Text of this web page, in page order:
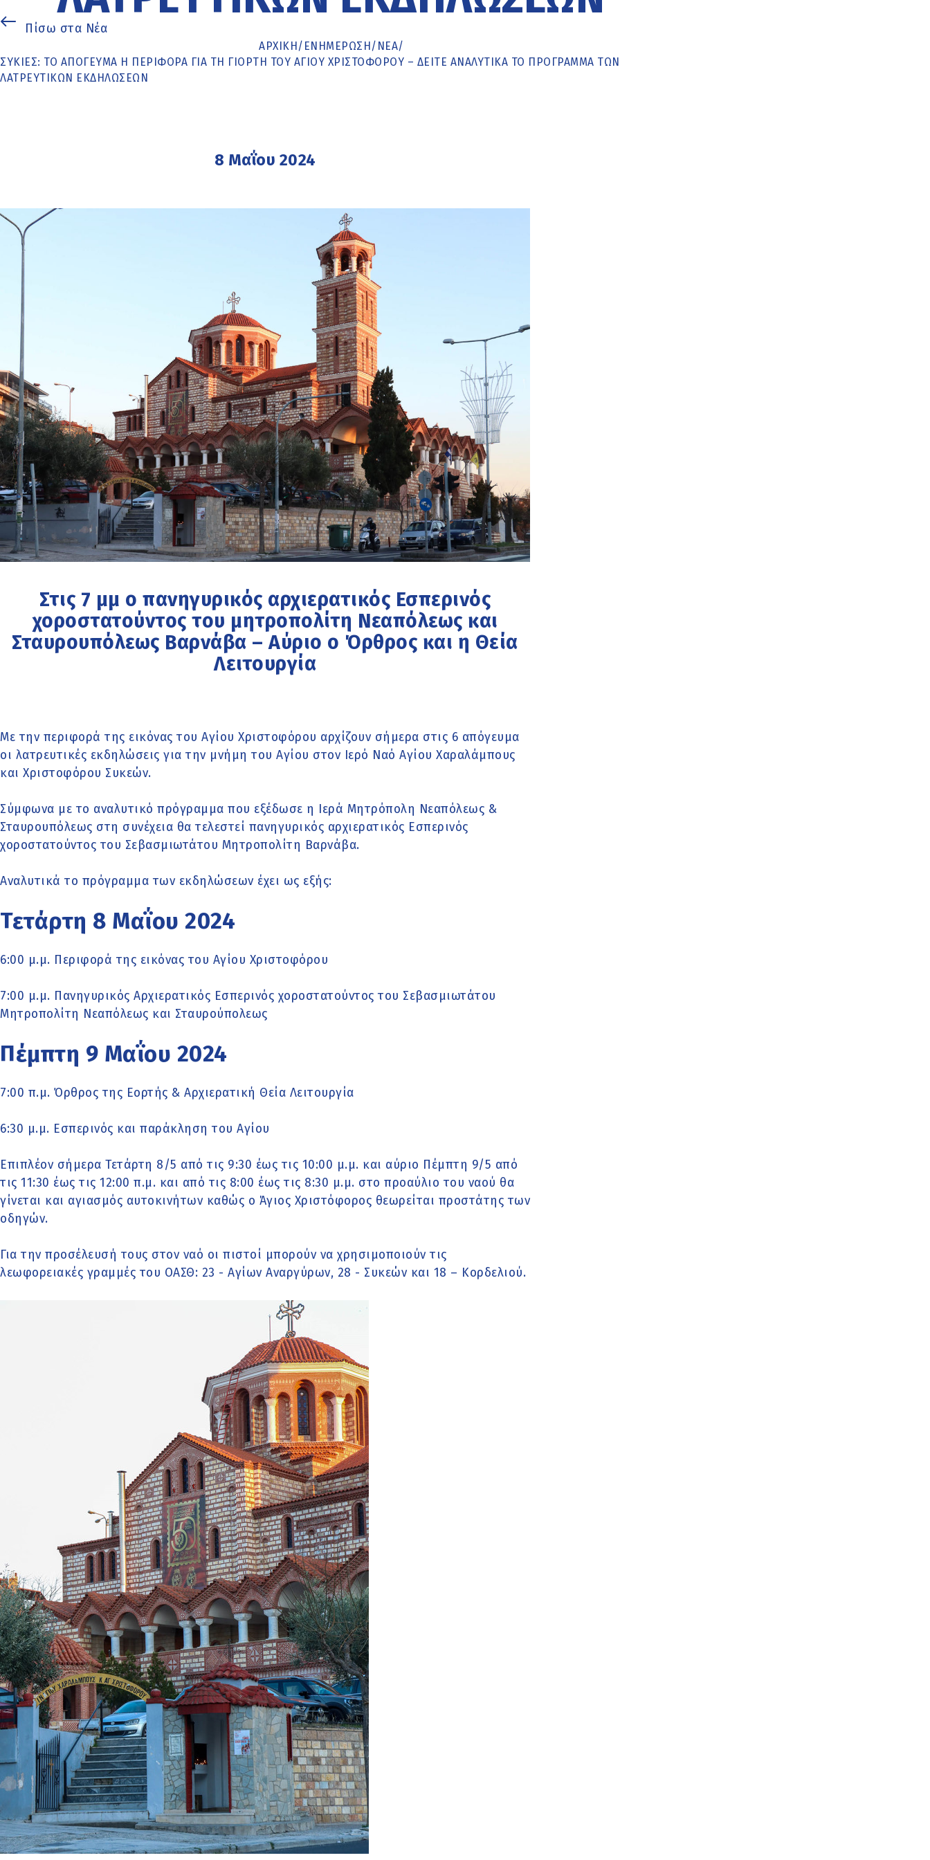
Πίσω στα Νέα
ΑΡΧΙΚΉ/ ΕΝΗΜΈΡΩΣΗ/ ΝΕΑ/
ΣΥΚΙΈΣ: ΤΟ ΑΠΌΓΕΥΜΑ Η ΠΕΡΙΦΟΡΆ ΓΙΑ ΤΗ ΓΙΟΡΤΉ ΤΟΥ ΑΓΊΟΥ ΧΡΙΣΤΟΦΌΡΟΥ – ΔΕΊΤΕ ΑΝΑΛΥΤΙΚΆ ΤΟ ΠΡΌΓΡΑΜΜΑ ΤΩΝ
ΛΑΤΡΕΥΤΙΚΏΝ ΕΚΔΗΛΏΣΕΩΝ
8 Μαΐου 2024
Στις 7 μμ ο πανηγυρικός αρχιερατικός Εσπερινός
χοροστατούντος του μητροπολίτη Νεαπόλεως και
Σταυρουπόλεως Βαρνάβα – Αύριο ο Όρθρος και η Θεία
Λειτουργία
Με την περιφορά της εικόνας του Αγίου Χριστοφόρου αρχίζουν σήμερα στις 6 απόγευμα
οι λατρευτικές εκδηλώσεις για την μνήμη του Αγίου στον Ιερό Ναό Αγίου Χαραλάμπους
και Χριστοφόρου Συκεών.
Σύμφωνα με το αναλυτικό πρόγραμμα που εξέδωσε η Ιερά Μητρόπολη Νεαπόλεως &
Σταυρουπόλεως στη συνέχεια θα τελεστεί πανηγυρικός αρχιερατικός Εσπερινός
χοροστατούντος του Σεβασμιωτάτου Μητροπολίτη Βαρνάβα.
Αναλυτικά το πρόγραμμα των εκδηλώσεων έχει ως εξής:
Τετάρτη 8 Μαΐου 2024
6:00 μ.μ. Περιφορά της εικόνας του Αγίου Χριστοφόρου
7:00 μ.μ. Πανηγυρικός Αρχιερατικός Εσπερινός χοροστατούντος του Σεβασμιωτάτου
Μητροπολίτη Νεαπόλεως και Σταυρούπολεως
Πέμπτη 9 Μαΐου 2024
7:00 π.μ. Όρθρος της Εορτής & Αρχιερατική Θεία Λειτουργία
6:30 μ.μ. Εσπερινός και παράκληση του Αγίου
Επιπλέον σήμερα Τετάρτη 8/5 από τις 9:30 έως τις 10:00 μ.μ. και αύριο Πέμπτη 9/5 από
τις 11:30 έως τις 12:00 π.μ. και από τις 8:00 έως τις 8:30 μ.μ. στο προαύλιο του ναού θα
γίνεται και αγιασμός αυτοκινήτων καθώς ο Άγιος Χριστόφορος θεωρείται προστάτης των
οδηγών.
Για την προσέλευσή τους στον ναό οι πιστοί μπορούν να χρησιμοποιούν τις
λεωφορειακές γραμμές του ΟΑΣΘ: 23 - Αγίων Αναργύρων, 28 - Συκεών και 18 – Κορδελιού.